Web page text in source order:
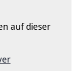
auf dieser